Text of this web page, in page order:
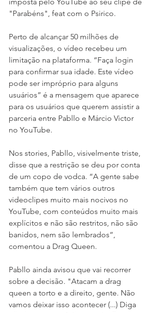
"Parabéns", feat com o Psirico.
Perto de alcançar 50 milhões de
visualizações, o vídeo recebeu um
limitação na plataforma. “Faça login
para confirmar sua idade. Este vídeo
pode ser impróprio para alguns
usuários” é a mensagem que aparece
para os usuários que querem assistir a
parceria entre Pabllo e Márcio Victor
no YouTube.
Nos stories, Pabllo, visivelmente triste,
disse que a restrição se deu por conta
de um copo de vodca. “A gente sabe
também que tem vários outros
videoclipes muito mais nocivos no
YouTube, com conteúdos muito mais
explícitos e não são restritos, não são
banidos, nem são lembrados”,
comentou a Drag Queen.
Pabllo ainda avisou que vai recorrer
sobre a decisão. "Atacam a drag
queen a torto e a direito, gente. Não
vamos deixar isso acontecer (...) Diga